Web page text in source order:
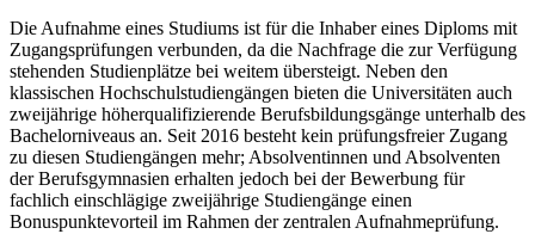
Die Aufnahme eines Studiums ist für die Inhaber eines Diploms mit
Zugangsprüfungen verbunden, da die Nachfrage die zur Verfügung
stehenden Studienplätze bei weitem übersteigt. Neben den
klassischen Hochschulstudiengängen bieten die Universitäten auch
zweijährige höherqualifizierende Berufsbildungsgänge unterhalb des
Bachelorniveaus an. Seit 2016 besteht kein prüfungsfreier Zugang
zu diesen Studiengängen mehr; Absolventinnen und Absolventen
der Berufsgymnasien erhalten jedoch bei der Bewerbung für
fachlich einschlägige zweijährige Studiengänge einen
Bonuspunktevorteil im Rahmen der zentralen Aufnahmeprüfung.